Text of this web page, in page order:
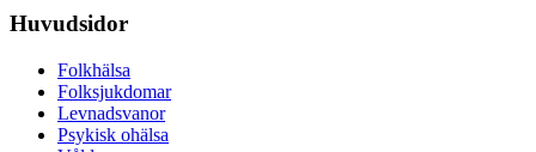
Huvudsidor
Folkhälsa
Folksjukdomar
Levnadsvanor
Psykisk ohälsa